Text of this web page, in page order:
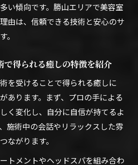
い傾向です。勝山エリアで美容室
由は、信頼できる技術と安心のサ
。
で得られる癒しの特徴を紹介
を受けることで得られる癒しに
あります。まず、プロの手による
く変化し、自分に自信が持てるよ
施術中の会話やリラックスした雰
ながります。
トメントやヘッドスパを組み合わ